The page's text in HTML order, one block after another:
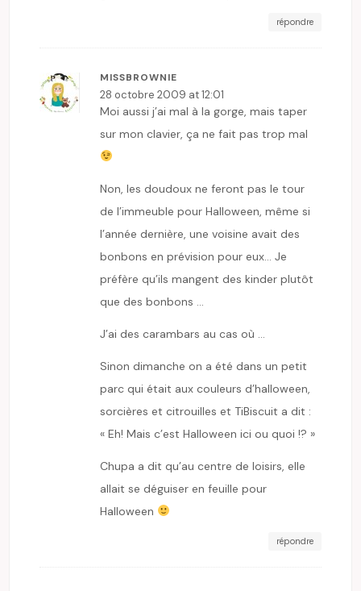
répondre
MISSBROWNIE
28 octobre 2009 at 12:01
Moi aussi j’ai mal à la gorge, mais taper
sur mon clavier, ça ne fait pas trop mal
Non, les doudoux ne feront pas le tour
de l’immeuble pour Halloween, même si
l’année dernière, une voisine avait des
bonbons en prévision pour eux… Je
préfère qu’ils mangent des kinder plutôt
que des bonbons …
J’ai des carambars au cas où …
Sinon dimanche on a été dans un petit
parc qui était aux couleurs d’halloween,
sorcières et citrouilles et TiBiscuit a dit :
« Eh! Mais c’est Halloween ici ou quoi !? »
Chupa a dit qu’au centre de loisirs, elle
allait se déguiser en feuille pour
Halloween
répondre